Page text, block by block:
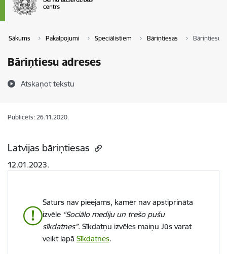
Sākums Pakalpojumi Speciālistiem Bāriņtiesas Bāriņtiesu
Bāriņtiesu adreses
Atskaņot tekstu
Publicēts: 26.11.2020.
Latvijas bāriņtiesas
12.01.2023.
Saturs nav pieejams, kamēr nav apstiprināta
izvēle “Sociālo mediju un trešo pušu
sīkdatnes”. Sīkdatņu izvēles maiņu Jūs varat
veikt lapā Sīkdatnes.